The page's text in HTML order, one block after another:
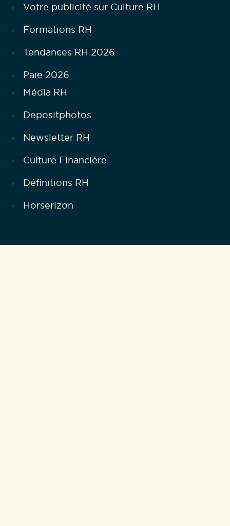
Votre publicité sur Culture RH
Formations RH
Tendances RH 2026
Paie 2026
Média RH
Depositphotos
Newsletter RH
Culture Financière
Définitions RH
Horserizon